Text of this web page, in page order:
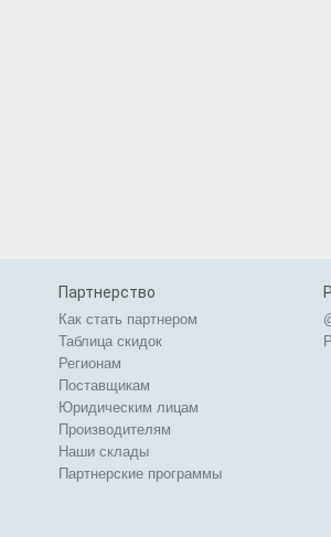
Партнерство
Как стать партнером
Таблица скидок
Регионам
Поставщикам
Юридическим лицам
Производителям
Наши склады
Партнерские программы